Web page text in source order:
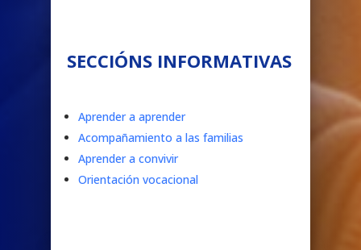
SECCIÓNS INFORMATIVAS
Aprender a aprender
Acompañamiento a las familias
Aprender a convivir
Orientación vocacional